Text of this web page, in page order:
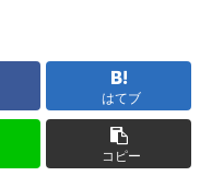
はてブ
コピー